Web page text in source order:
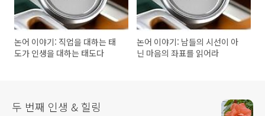
논어 이야기: 직업을 대하는 태
도가 인생을 대하는 태도다
논어 이야기: 남들의 시선이 아
닌 마음의 좌표를 읽어라
두 번째 인생 & 힐링